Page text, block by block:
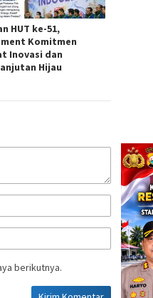
HUT ke-51,
Komitmen
Inovasi dan
Hijau
berikutnya.